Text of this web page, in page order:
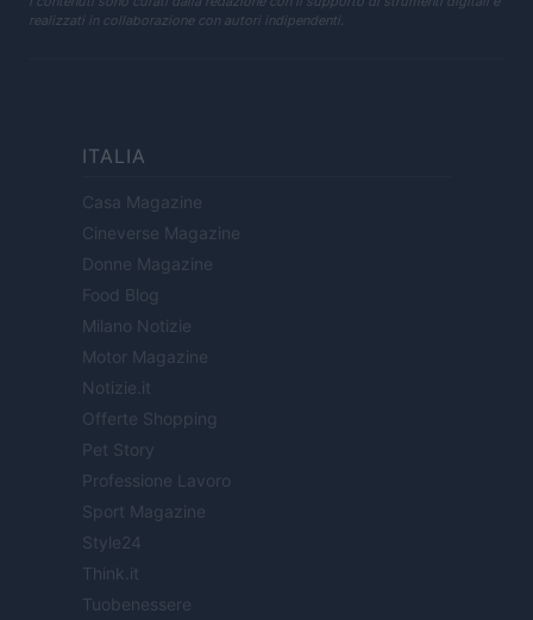
realizzati in collaborazione con autori indipendenti.
ITALIA
Casa Magazine
Cineverse Magazine
Donne Magazine
Food Blog
Milano Notizie
Motor Magazine
Notizie.it
Offerte Shopping
Pet Story
Professione Lavoro
Sport Magazine
Style24
Think.it
Tuobenessere